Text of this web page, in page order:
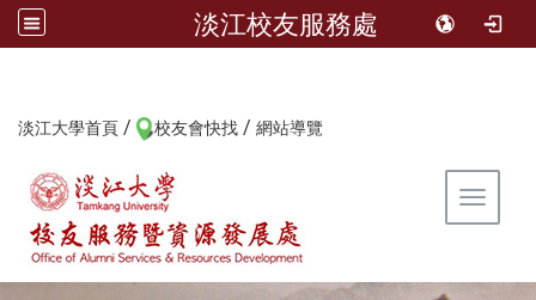
淡江校友服務處
淡江大學首頁 / 校友會快找 / 網站導覽
Toggle